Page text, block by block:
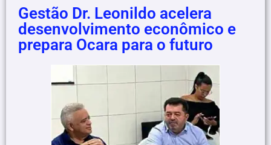
Gestão Dr. Leonildo acelera
desenvolvimento econômico e
prepara Ocara para o futuro